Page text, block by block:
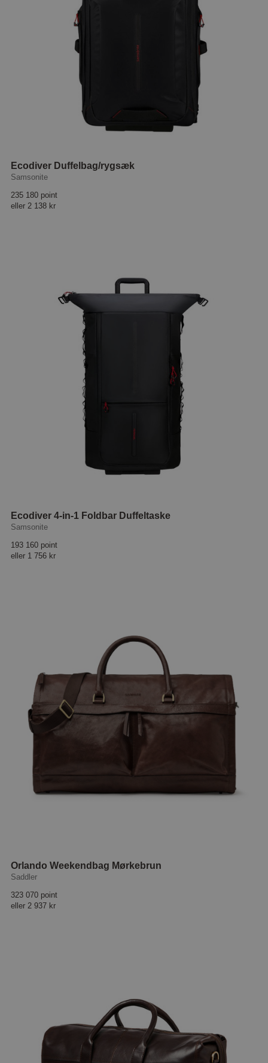
Ecodiver Duffelbag/rygsæk
Samsonite
235 180 point
eller 2 138 kr
Ecodiver 4-in-1 Foldbar Duffeltaske
Samsonite
193 160 point
eller 1 756 kr
Orlando Weekendbag Mørkebrun
Saddler
323 070 point
eller 2 937 kr